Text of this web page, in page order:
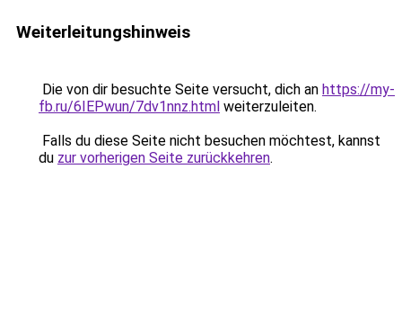
Weiterleitungshinweis
Die von dir besuchte Seite versucht, dich an https://my-
fb.ru/6IEPwun/7dv1nnz.html weiterzuleiten.
Falls du diese Seite nicht besuchen möchtest, kannst
du zur vorherigen Seite zurückkehren.